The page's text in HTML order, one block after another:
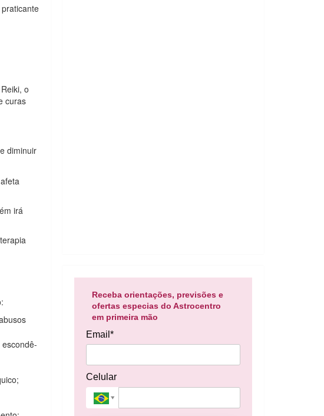
o
curas
diminuir
irá
Receba orientações, previsões e
ofertas especias do Astrocentro
em primeira mão
Email*
Celular